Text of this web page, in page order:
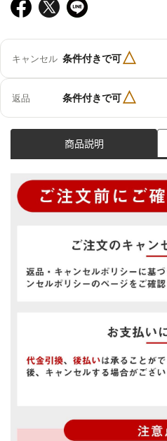
キャンセル 条件付きで可△
返品 条件付きで可△
商品説明